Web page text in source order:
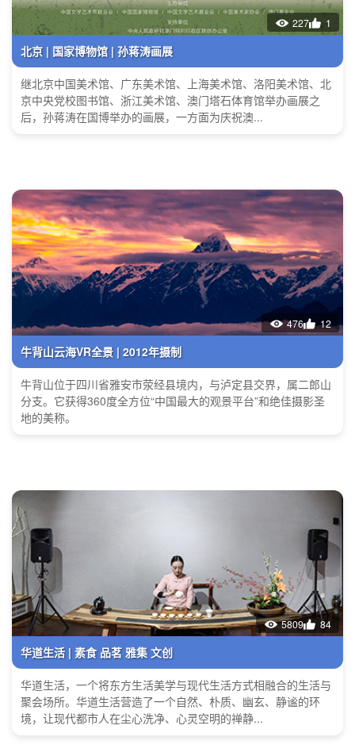
227 1
北京 | 国家博物馆 | 孙蒋涛画展
继北京中国美术馆、广东美术馆、上海美术馆、洛阳美术馆、北
京中央党校图书馆、浙江美术馆、澳门塔石体育馆举办画展之
后，孙蒋涛在国博举办的画展，一方面为庆祝澳...
476 12
牛背山云海VR全景 | 2012年摄制
牛背山位于四川省雅安市荥经县境内，与泸定县交界，属二郎山
分支。它获得360度全方位“中国最大的观景平台”和绝佳摄影圣
地的美称。
5809 84
华道生活 | 素食 品茗 雅集 文创
华道生活，一个将东方生活美学与现代生活方式相融合的生活与
聚会场所。华道生活营造了一个自然、朴质、幽玄、静谧的环
境，让现代都市人在尘心洗净、心灵空明的禅静...